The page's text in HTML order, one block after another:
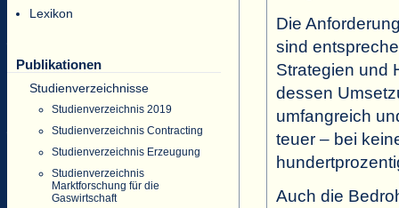
Lexikon
Publikationen
Studienverzeichnisse
Studienverzeichnis 2019
Studienverzeichnis Contracting
Studienverzeichnis Erzeugung
Studienverzeichnis
Marktforschung für die
Gaswirtschaft
Die
sind
Strategien und
dessen
umfangreich
teuer – bei
Auch die